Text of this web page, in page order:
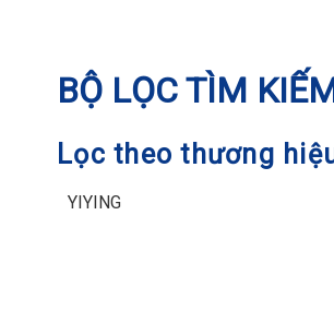
BỘ LỌC TÌM
Lọc theo thương
YIYING